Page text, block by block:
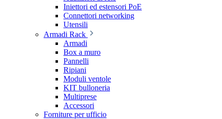
Iniettori ed estensori PoE
Connettori networking
Utensili
Armadi Rack
Armadi
Box a muro
Pannelli
Ripiani
Moduli ventole
KIT bulloneria
Multiprese
Accessori
Forniture per ufficio